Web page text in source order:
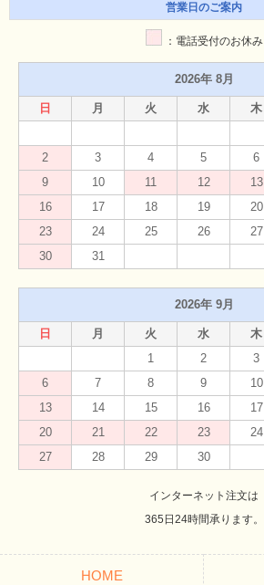
営業日のご案内
：電話受付のお休み
2026年 8月
日 月 火 水 木
2
3 4 5 6
9
10 11 12 13
16
17 18 19 20
23
24 25 26 27
30
31
2026年 9月
日 月 火 水 木
1
2 3
6
7 8 9 10
13
14 15 16 17
20
21 22 23 24
27
28 29 30
インターネット注文は
365日24時間承ります。
HOME